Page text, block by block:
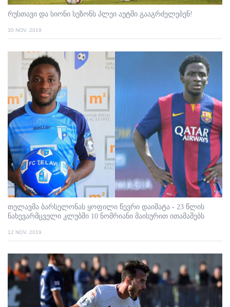
რუსთავი და სიონი სეზონს პლეი აუტში გააგრძელებენ!
30 NOV. 2019
თელავმა ბარსელონას ყოფილი წევრი დაიმატა - 23 წლის
ნახევარმცველი კლუბში 10 ნომრიანი მაისურით ითამაშებს
12 NOV. 2019